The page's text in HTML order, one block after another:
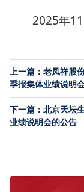
2025年
上一篇：老凤祥股
季报集体业绩说明
下一篇：北京天坛
业绩说明会的公告